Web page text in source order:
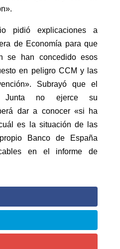
pidió explicaciones a
de Economía para que
se han concedido esos
en peligro CCM y las
Subrayó que el
Junta no ejerce su
dar a conocer «si ha
es la situación de las
Banco de España
en el informe de